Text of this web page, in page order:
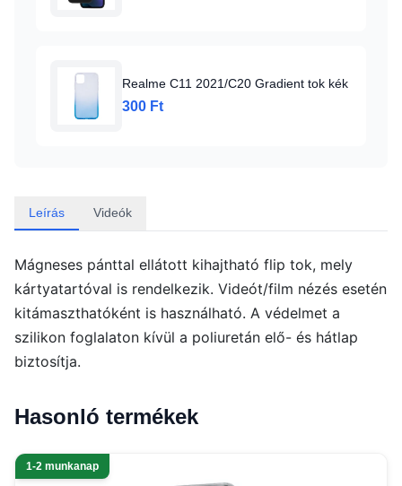
Realme C11 2021/C20 Gradient tok kék
300 Ft
Leírás Videók
Mágneses pánttal ellátott kihajtható flip tok, mely
kártyatartóval is rendelkezik. Videót/film nézés esetén
kitámaszthatóként is használható. A védelmet a
szilikon foglalaton kívül a poliuretán elő- és hátlap
biztosítja.
Hasonló termékek
1-2 munkanap